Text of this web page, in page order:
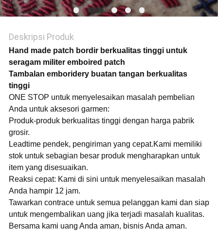
Deskripsi Produk
Hand made patch bordir berkualitas tinggi untuk
seragam militer emboired patch
Tambalan emboridery buatan tangan berkualitas
tinggi
ONE STOP untuk menyelesaikan masalah pembelian
Anda untuk aksesori garmen:
Produk-produk berkualitas tinggi dengan harga pabrik
grosir.
Leadtime pendek, pengiriman yang cepat.Kami memiliki
stok untuk sebagian besar produk mengharapkan untuk
item yang disesuaikan.
Reaksi cepat: Kami di sini untuk menyelesaikan masalah
Anda hampir 12 jam.
Tawarkan contrace untuk semua pelanggan kami dan siap
untuk mengembalikan uang jika terjadi masalah kualitas.
Bersama kami uang Anda aman, bisnis Anda aman.